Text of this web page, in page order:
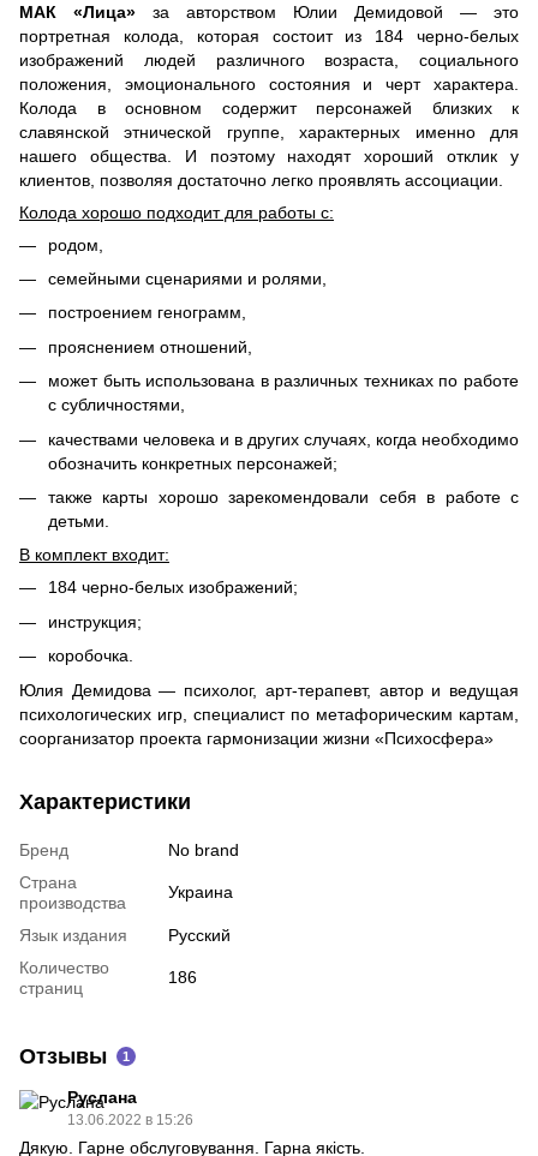
МАК «Лица» за авторством Юлии Демидовой — это
портретная колода, которая состоит из 184 черно-белых
изображений людей различного возраста, социального
положения, эмоционального состояния и черт характера.
Колода в основном содержит персонажей близких к
славянской этнической группе, характерных именно для
нашего общества. И поэтому находят хороший отклик у
клиентов, позволяя достаточно легко проявлять ассоциации.
Колода хорошо подходит для работы с:
родом,
семейными сценариями и ролями,
построением генограмм,
прояснением отношений,
может быть использована в различных техниках по работе
с субличностями,
качествами человека и в других случаях, когда необходимо
обозначить конкретных персонажей;
также карты хорошо зарекомендовали себя в работе с
детьми.
В комплект входит:
184 черно-белых изображений;
инструкция;
коробочка.
Юлия Демидова — психолог, арт-терапевт, автор и ведущая
психологических игр, специалист по метафорическим картам,
соорганизатор проекта гармонизации жизни «Психосфера»
Характеристики
Бренд
No brand
Страна
производства
Украина
Язык издания
Русский
Количество
страниц
186
Отзывы 1
Руслана
13.06.2022 в 15:26
Дякую. Гарне обслуговування. Гарна якість.